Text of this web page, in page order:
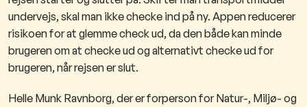
undervejs, skal man ikke checke ind på ny. Appen reducerer
risikoen for at glemme check ud, da den både kan minde
brugeren om at checke ud og alternativt checke ud for
brugeren, når rejsen er slut.
Helle Munk Ravnborg, der er forperson for Natur-, Miljø- og